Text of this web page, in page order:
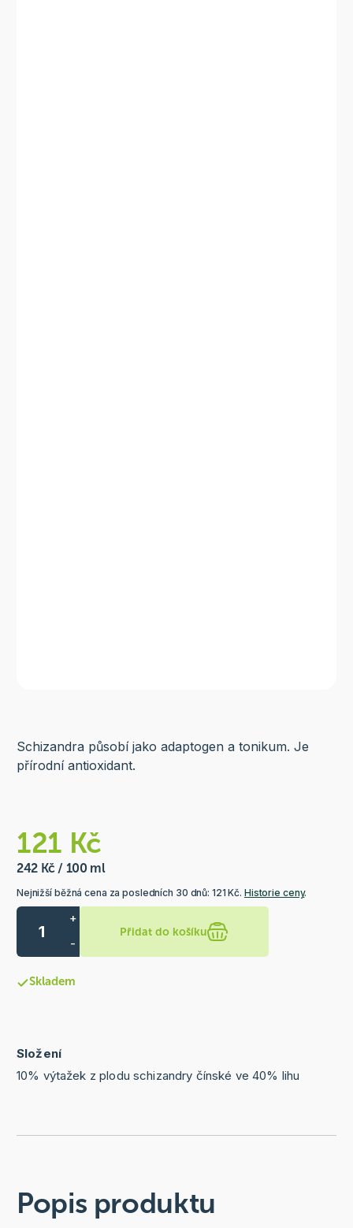
Schizandra působí jako adaptogen a tonikum. Je
přírodní antioxidant.
121 Kč
242 Kč / 100 ml
Nejnižší běžná cena za posledních 30 dnů: 121 Kč. Historie ceny.
+
-
Přidat do košíku
Skladem
Složení
10% výtažek z plodu schizandry čínské ve 40% lihu
Popis produktu